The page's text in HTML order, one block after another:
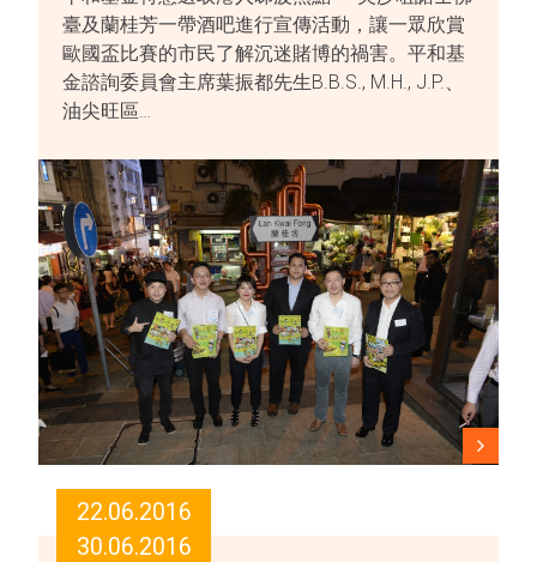
臺及蘭桂芳一帶酒吧進行宣傳活動，讓一眾欣賞
歐國盃比賽的市民了解沉迷賭博的禍害。平和基
金諮詢委員會主席葉振都先生B.B.S., M.H., J.P.、
油尖旺區…
22.06.2016
30.06.2016